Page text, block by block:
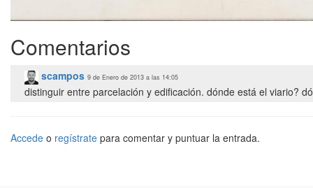
Comentarios
scampos 9 de Enero de 2013 a las 14:05
distinguir entre parcelación y edificación. dónde está el viario?
Accede o regístrate para comentar y puntuar la entrada.